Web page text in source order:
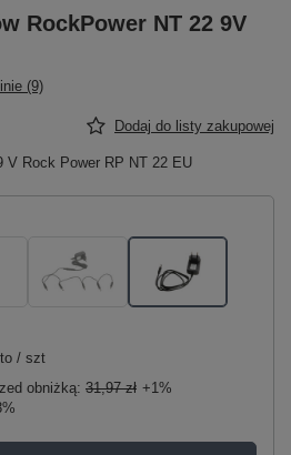
RockPower NT 22 9V
(9)
Dodaj do listy zakupowej
Rock Power RP NT 22 EU
/ szt
obniżką: 31,97 zł +1%